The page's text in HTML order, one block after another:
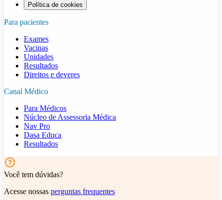
Política de cookies
Para pacientes
Exames
Vacinas
Unidades
Resultados
Direitos e deveres
Canal Médico
Para Médicos
Núcleo de Assessoria Médica
Nav Pro
Dasa Educa
Resultados
Você tem dúvidas?
Acesse nossas perguntas frequentes